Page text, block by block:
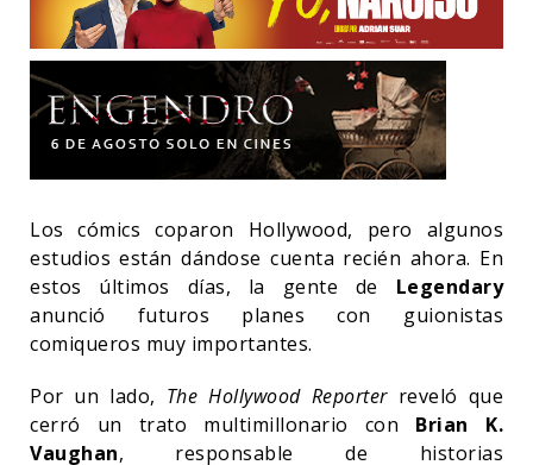
Los cómics coparon Hollywood, pero algunos
estudios están dándose cuenta recién ahora. En
estos últimos días, la gente de Legendary
anunció futuros planes con guionistas
comiqueros muy importantes.
Por un lado, The Hollywood Reporterreveló que
cerró un trato multimillonario con Brian K.
Vaughan, responsable de historias